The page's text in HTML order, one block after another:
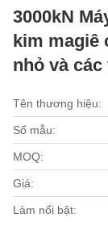
3000kN
kim magiê
nhỏ và
Tên thương hiệu:
Số mẫu:
MOQ:
Giá:
Làm nổi bật: